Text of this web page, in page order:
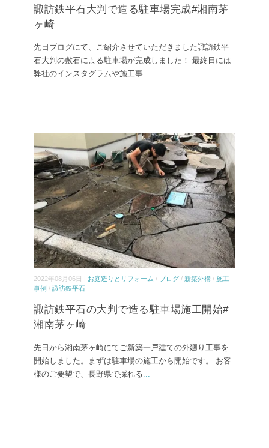
諏訪鉄平石大判で造る駐車場完成#湘南茅
ヶ崎
先日ブログにて、ご紹介させていただきました諏訪鉄平
石大判の敷石による駐車場が完成しました！ 最終日には
弊社のインスタグラムや施工事...
2022年08月06日 | お庭造りとリフォーム / ブログ / 新築外構 / 施工
事例 / 諏訪鉄平石
諏訪鉄平石の大判で造る駐車場施工開始#
湘南茅ヶ崎
先日から湘南茅ヶ崎にてご新築一戸建ての外廻り工事を
開始しました。まずは駐車場の施工から開始です。 お客
様のご要望で、長野県で採れる...